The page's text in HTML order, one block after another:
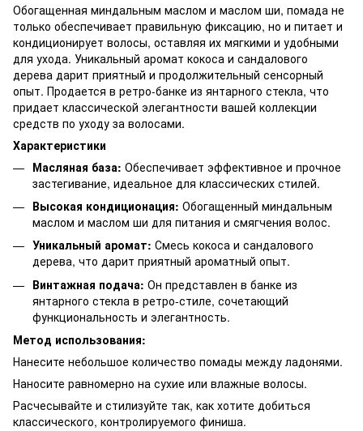
Обогащенная миндальным маслом и маслом ши, помада не
только обеспечивает правильную фиксацию, но и питает и
кондиционирует волосы, оставляя их мягкими и удобными
для ухода. Уникальный аромат кокоса и сандалового
дерева дарит приятный и продолжительный сенсорный
опыт. Продается в ретро-банке из янтарного стекла, что
придает классической элегантности вашей коллекции
средств по уходу за волосами.
Характеристики
Масляная база: Обеспечивает эффективное и прочное
застегивание, идеальное для классических стилей.
Высокая кондиционация: Обогащенный миндальным
маслом и маслом ши для питания и смягчения волос.
Уникальный аромат: Смесь кокоса и сандалового
дерева, что дарит приятный ароматный опыт.
Винтажная подача: Он представлен в банке из
янтарного стекла в ретро-стиле, сочетающий
функциональность и элегантность.
Метод использования:
Нанесите небольшое количество помады между ладонями.
Наносите равномерно на сухие или влажные волосы.
Расчесывайте и стилизуйте так, как хотите добиться
классического, контролируемого финиша.